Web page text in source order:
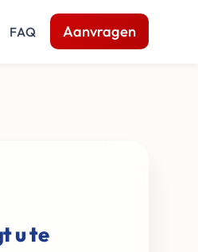
FAQ Aanvragen
u te